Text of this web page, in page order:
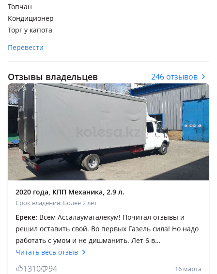
Топчан
Кондиционер
Торг у капота
Перевести
Отзывы владельцев 246 отзывов
2020 года, КПП Механика, 2.9 л.
Срок владения: Более 2 лет
Ереке: Всем Ассалаумагалекум! Почитал отзывы и
решил оставить свой. Во первых Газель сила! Но надо
работать с умом и не дишманить. Лет 6 в
грузоперевозках. Было несколько газелей. Трех
местки, фермера. По началу романтика, потом будни
Читать весь отзыв
1310 94 16 марта